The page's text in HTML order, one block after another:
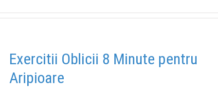
Exercitii Oblicii 8 Minute pentru
Aripioare